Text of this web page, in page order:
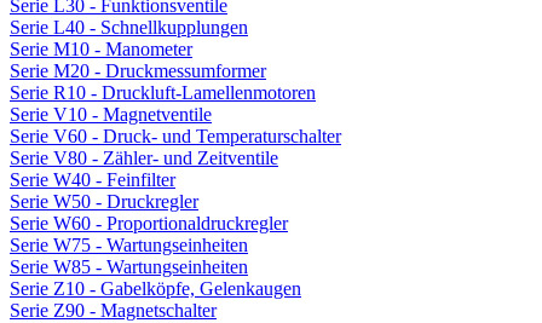
Serie L30 - Funktionsventile
Serie L40 - Schnellkupplungen
Serie M10 - Manometer
Serie M20 - Druckmessumformer
Serie R10 - Druckluft-Lamellenmotoren
Serie V10 - Magnetventile
Serie V60 - Druck- und Temperaturschalter
Serie V80 - Zähler- und Zeitventile
Serie W40 - Feinfilter
Serie W50 - Druckregler
Serie W60 - Proportionaldruckregler
Serie W75 - Wartungseinheiten
Serie W85 - Wartungseinheiten
Serie Z10 - Gabelköpfe, Gelenkaugen
Serie Z90 - Magnetschalter